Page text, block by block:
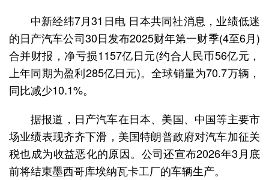
中新经纬7月31日电 日本共同社消息，业绩低迷
的日产汽车公司30日发布2025财年第一财季(4至6月)
合并财报，净亏损1157亿日元(约合人民币56亿元，
上年同期为盈利285亿日元)。全球销量为70.7万辆，
同比减少10.1%。
据报道，日产汽车在日本、美国、中国等主要市
场业绩表现齐齐下滑，美国特朗普政府对汽车加征关
税也成为收益恶化的原因。公司还宣布2026年3月底
前将结束墨西哥库埃纳瓦卡工厂的车辆生产。